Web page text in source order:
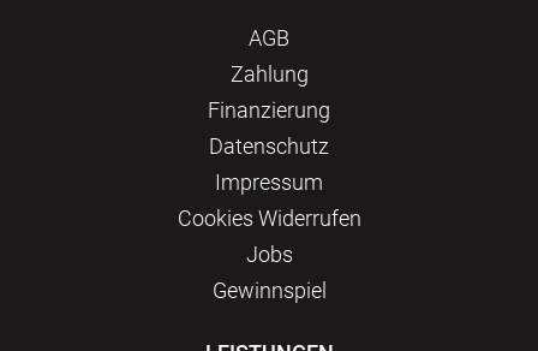
AGB
Zahlung
Finanzierung
Datenschutz
Impressum
Сookies Widerrufen
Jobs
Gewinnspiel